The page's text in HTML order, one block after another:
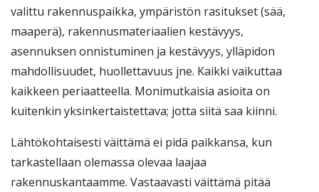
valittu rakennuspaikka, ympäristön rasitukset (sää,
maaperä), rakennusmateriaalien kestävyys,
asennuksen onnistuminen ja kestävyys, ylläpidon
mahdollisuudet, huollettavuus jne. Kaikki vaikuttaa
kaikkeen periaatteella. Monimutkaisia asioita on
kuitenkin yksinkertaistettava; jotta siitä saa kiinni.
Lähtökohtaisesti väittämä ei pidä paikkansa, kun
tarkastellaan olemassa olevaa laajaa
rakennuskantaamme. Vastaavasti väittämä pitää